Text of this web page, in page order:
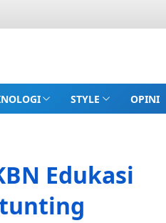
STYLE OPINI
Edukasi